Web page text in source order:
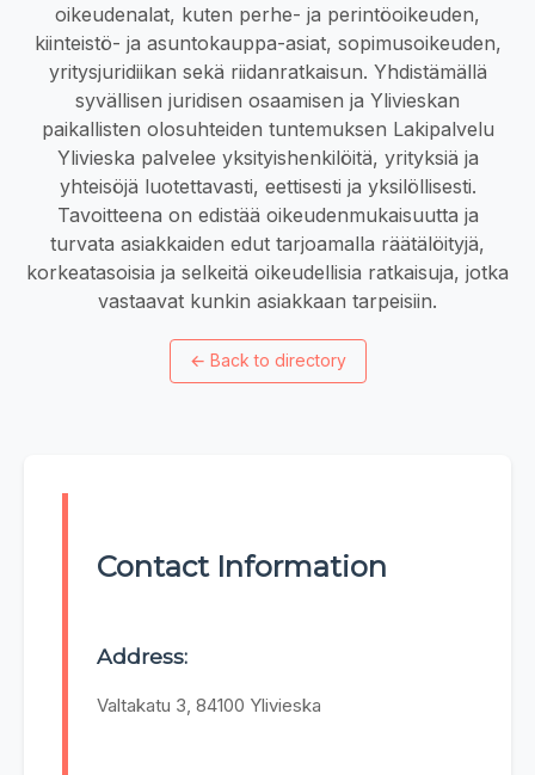
oikeudenalat, kuten perhe- ja perintöoikeuden,
kiinteistö- ja asuntokauppa-asiat, sopimusoikeuden,
yritysjuridiikan sekä riidanratkaisun. Yhdistämällä
syvällisen juridisen osaamisen ja Ylivieskan
paikallisten olosuhteiden tuntemuksen Lakipalvelu
Ylivieska palvelee yksityishenkilöitä, yrityksiä ja
yhteisöjä luotettavasti, eettisesti ja yksilöllisesti.
Tavoitteena on edistää oikeudenmukaisuutta ja
turvata asiakkaiden edut tarjoamalla räätälöityjä,
korkeatasoisia ja selkeitä oikeudellisia ratkaisuja, jotka
vastaavat kunkin asiakkaan tarpeisiin.
← Back to directory
Contact Information
Address:
Valtakatu 3, 84100 Ylivieska